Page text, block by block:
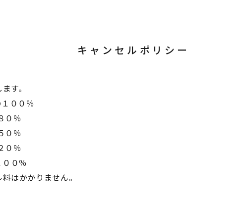
キャンセルポリシー
す。
０％
％
％
０％
０％
はかかりません。